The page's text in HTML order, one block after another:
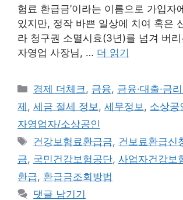
험료 환급금’이라는 이름으로 가입자
있지만, 정작 바쁜 일상에 치여 혹은
라 청구권 소멸시효(3년)를 넘겨 버
자영업 사장님, … 더 읽기
카
테
고
리
경제 더체크 , 금융, 금융·대출·금
제 , 세금 절세 정보 , 세무정보 , 소상공
자영업자/소상공인
태
그
건강보험료환급금, 건보료환급신
금, 국민건강보험공단, 사업자건강보
환급, 환급금조회방법
댓글 남기기